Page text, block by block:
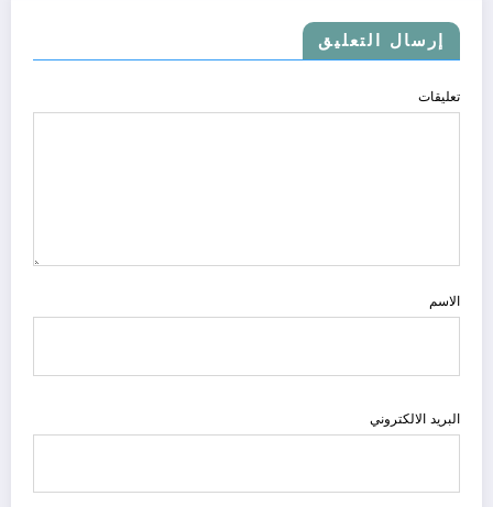
إرسال التعليق
تعليقات
الاسم
البريد الالكتروني